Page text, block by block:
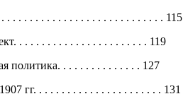
. . . . . . . . . . . . . . . . . . . . . . . . . . . 115
. . . . . . . . . . . . . . . . . . . . . . . 119
политика. . . . . . . . . . . . . . . 127
гг. . . . . . . . . . . . . . . . . . . . . . . 131